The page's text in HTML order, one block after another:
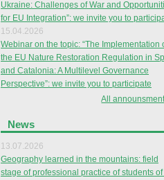
Ukraine: Challenges of War and
for EU Integration”: we invite you to
15.04.2026
Webinar on the topic: “The Implementation
the EU Nature Restoration Regulation in
and Catalonia: A Multilevel Governance
Perspective”: we invite you to participate
All
News
13.07.2026
Geography learned in the mountains: field
stage of professional practice of students of